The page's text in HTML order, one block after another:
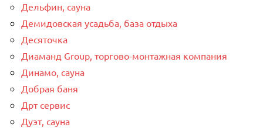
Дельфин, сауна
Демидовская усадьба, база отдыха
Десяточка
Диаманд Group, торгово-монтажная компания
Динамо, сауна
Добрая баня
Дрт сервис
Дуэт, сауна